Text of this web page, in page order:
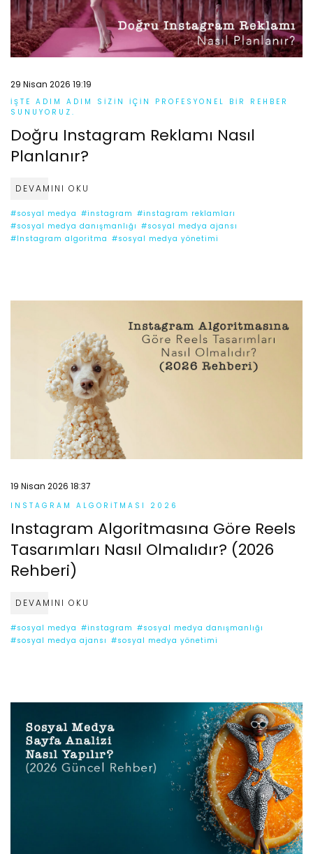
29 Nisan 2026 19:19
İŞTE ADIM ADIM SIZIN IÇIN PROFESYONEL BIR REHBER
SUNUYORUZ.
Doğru Instagram Reklamı Nasıl
Planlanır?
DEVAMINI OKU
#sosyal medya #instagram #instagram reklamları
#sosyal medya danışmanlığı #sosyal medya ajansı
#Instagram algoritma #sosyal medya yönetimi
19 Nisan 2026 18:37
INSTAGRAM ALGORITMASI 2026
Instagram Algoritmasına Göre Reels
Tasarımları Nasıl Olmalıdır? (2026
Rehberi)
DEVAMINI OKU
#sosyal medya #instagram #sosyal medya danışmanlığı
#sosyal medya ajansı #sosyal medya yönetimi